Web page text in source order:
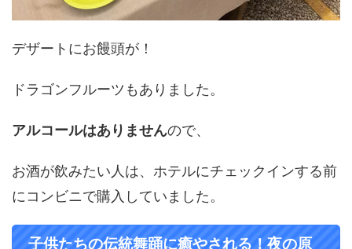
デザートにお饅頭が！
ドラゴンフルーツもありました。
アルコールはありませんので、
お酒が飲みたい人は、ホテルにチェックインする前
にコンビニで購入していました。
子供たちの伝統舞踊に癒やされる！夜の原